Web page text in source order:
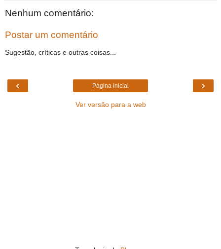
Nenhum comentário:
Postar um comentário
Sugestão, críticas e outras coisas...
‹ ›
Página inicial
Ver versão para a web